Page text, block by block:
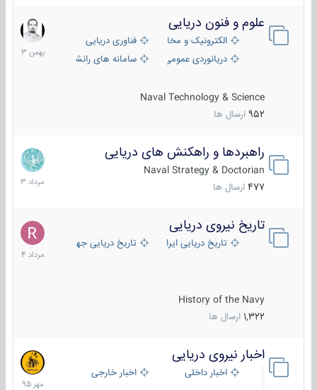
علوم و فنون دریایی
الکترونیک و مخابرات دریاییفناوری دریایی
دریانوردی عمومی
سامانه های رانشی دریایی
Naval Technology & Science
952 ارسال ها
6
بهمن
1403
راهبردها و راهکنش های دریایی
Naval Strategy & Doctorian
477 ارسال ها
2
مرداد
1403
تاریخ نیروی دریایی
تاریخ دریایی ایران تاریخ دریایی جهان
History of the Navy
1,322 ارسال ها
16
مرداد
1404
اخبار نیروی دریایی
اخبار داخلی اخبار خارجی
27
مهر
1395